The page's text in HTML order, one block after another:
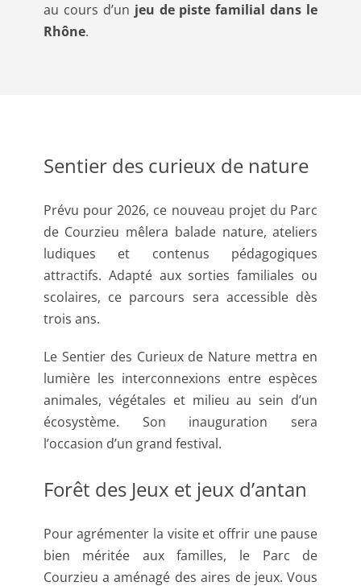
au cours d’un jeu de piste familial dans le
Rhône.
Sentier des curieux de nature
Prévu pour 2026, ce nouveau projet du Parc
de Courzieu mêlera balade nature, ateliers
ludiques et contenus pédagogiques
attractifs. Adapté aux sorties familiales ou
scolaires, ce parcours sera accessible dès
trois ans.
Le Sentier des Curieux de Nature mettra en
lumière les interconnexions entre espèces
animales, végétales et milieu au sein d’un
écosystème. Son inauguration sera
l’occasion d’un grand festival.
Forêt des Jeux et jeux d’antan
Pour agrémenter la visite et offrir une pause
bien méritée aux familles, le Parc de
Courzieu a aménagé des aires de jeux. Vous